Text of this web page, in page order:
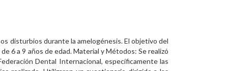
disturbios durante la amelogénesis. El objetivo del
6 a 9 años de edad. Material y Métodos: Se realizó
Dental Internacional, específicamente las